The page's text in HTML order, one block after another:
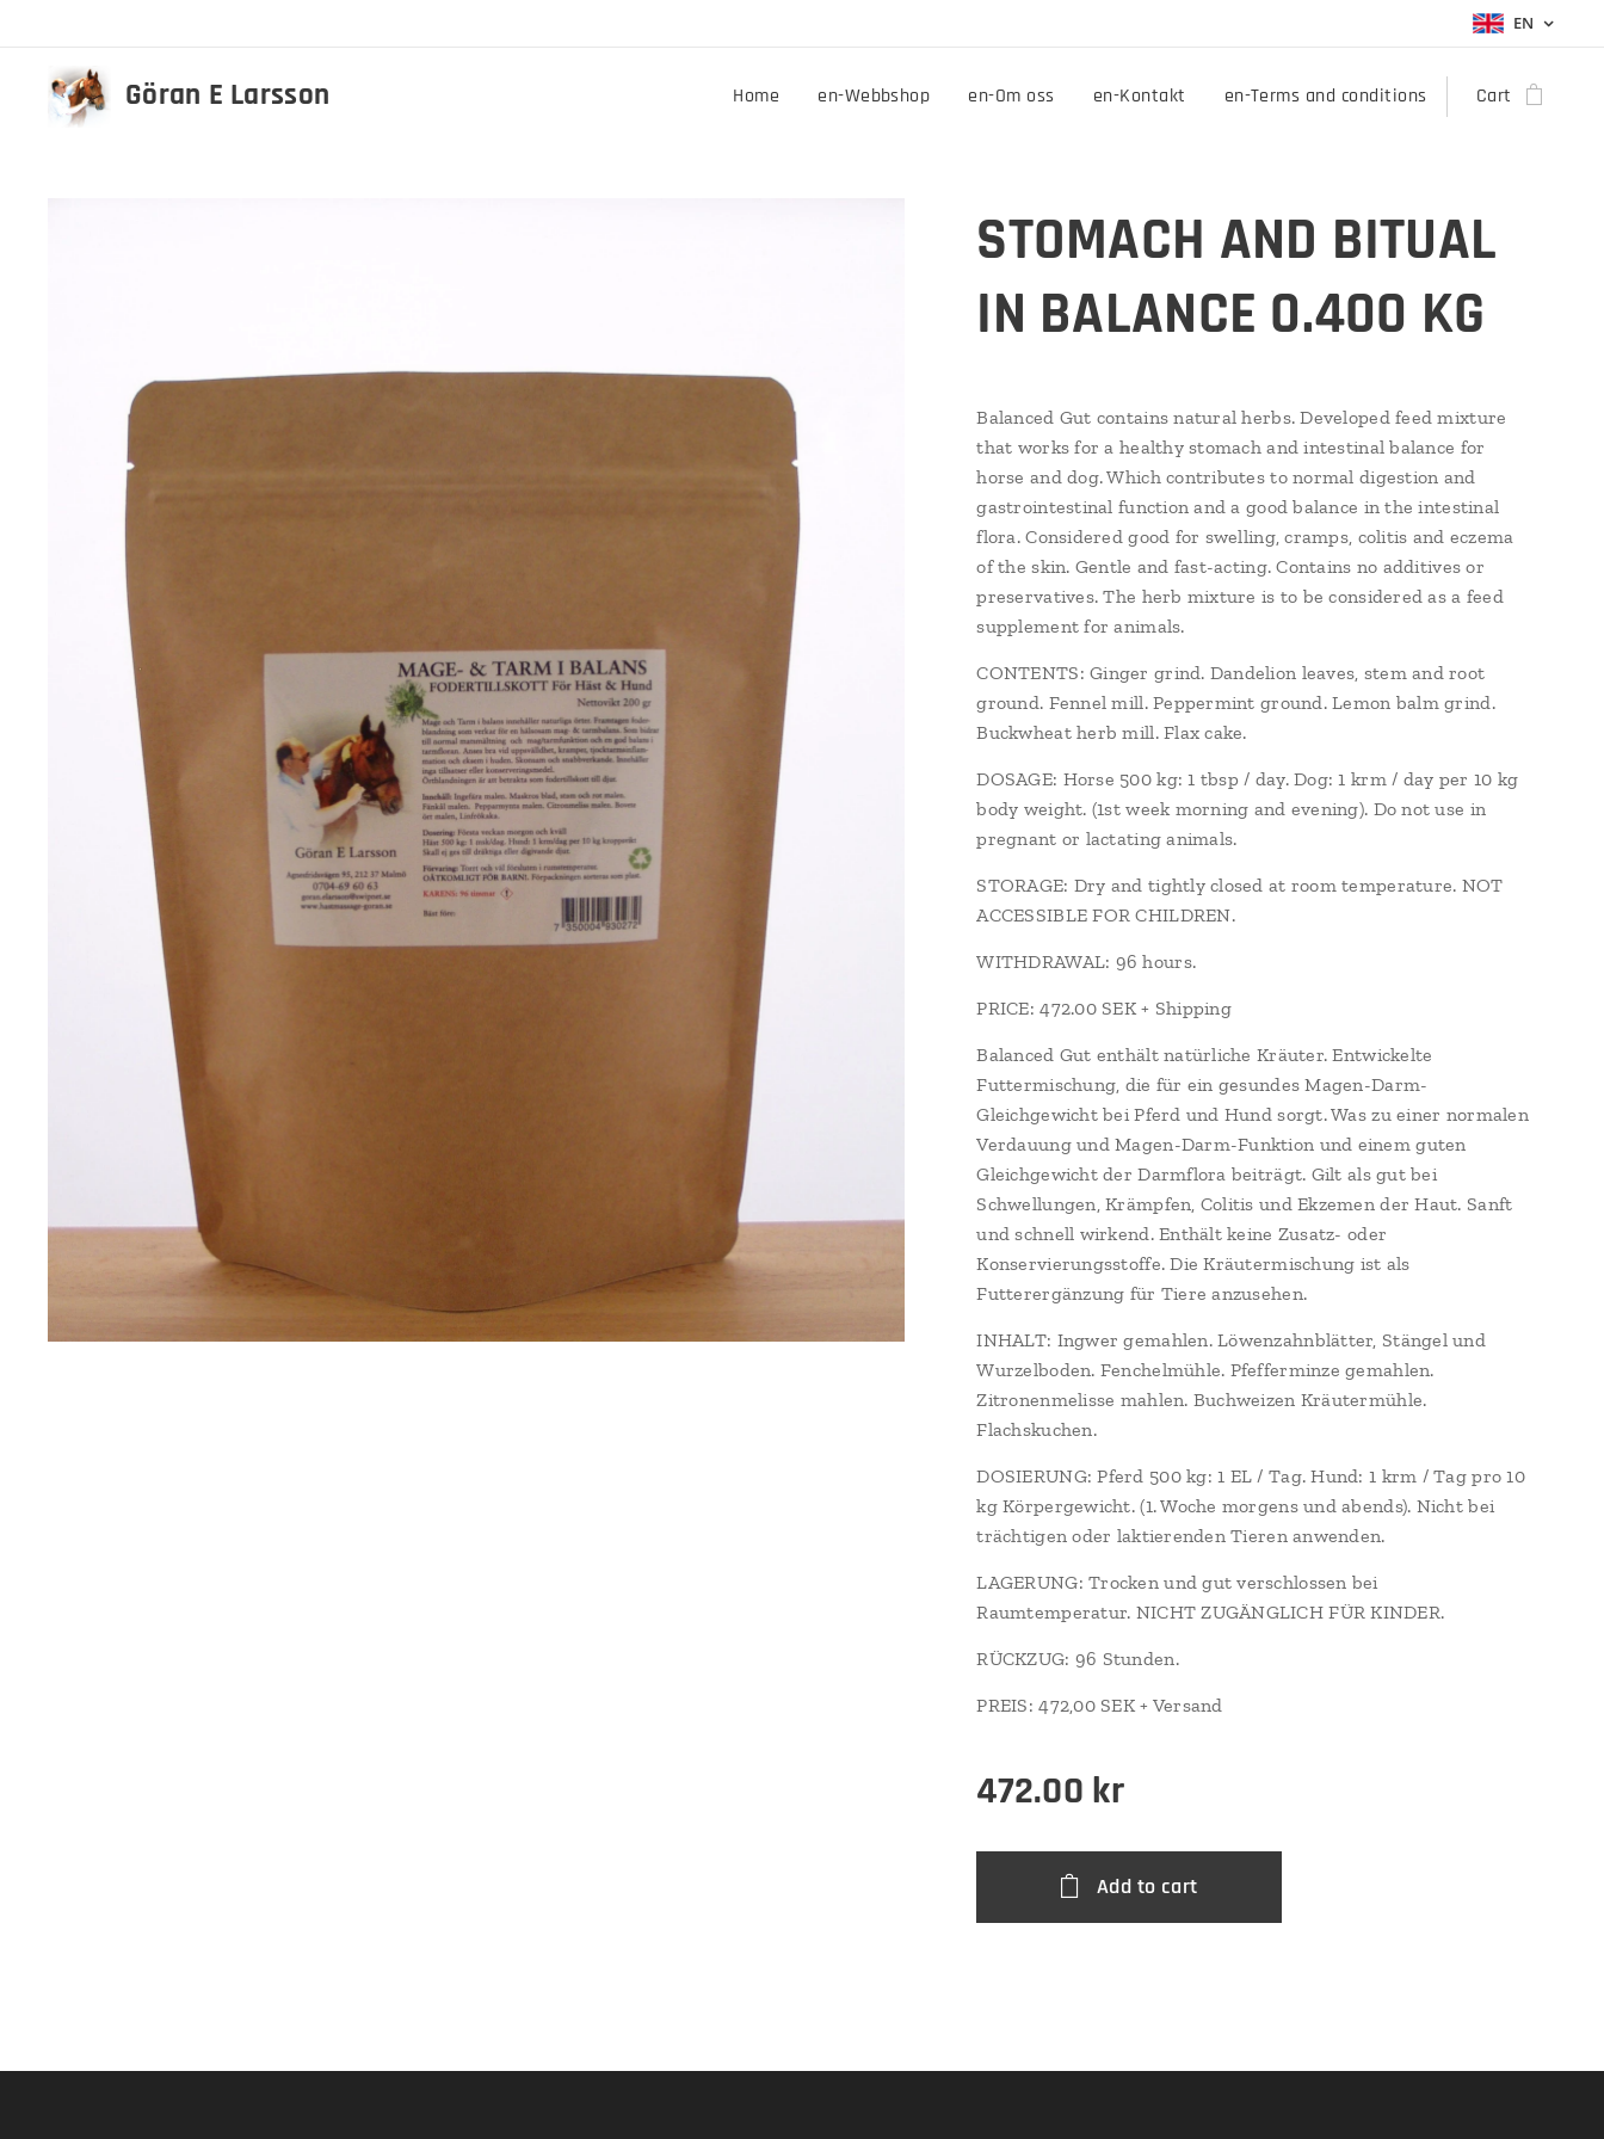
EN
Göran E Larsson Home en-Webbshop en-Om oss en-Kontakt en-Terms and conditions Cart
STOMACH AND BITUAL
IN BALANCE 0.400 KG
Balanced Gut contains natural herbs. Developed feed mixture
that works for a healthy stomach and intestinal balance for
horse and dog. Which contributes to normal digestion and
gastrointestinal function and a good balance in the intestinal
flora. Considered good for swelling, cramps, colitis and eczema
of the skin. Gentle and fast-acting. Contains no additives or
preservatives. The herb mixture is to be considered as a feed
supplement for animals.
CONTENTS: Ginger grind. Dandelion leaves, stem and root
ground. Fennel mill. Peppermint ground. Lemon balm grind.
Buckwheat herb mill. Flax cake.
DOSAGE: Horse 500 kg: 1 tbsp / day. Dog: 1 krm / day per 10 kg
body weight. (1st week morning and evening). Do not use in
pregnant or lactating animals.
STORAGE: Dry and tightly closed at room temperature. NOT
ACCESSIBLE FOR CHILDREN.
WITHDRAWAL: 96 hours.
PRICE: 472.00 SEK + Shipping
Balanced Gut enthält natürliche Kräuter. Entwickelte
Futtermischung, die für ein gesundes Magen-Darm-
Gleichgewicht bei Pferd und Hund sorgt. Was zu einer normalen
Verdauung und Magen-Darm-Funktion und einem guten
Gleichgewicht der Darmflora beiträgt. Gilt als gut bei
Schwellungen, Krämpfen, Colitis und Ekzemen der Haut. Sanft
und schnell wirkend. Enthält keine Zusatz- oder
Konservierungsstoffe. Die Kräutermischung ist als
Futterergänzung für Tiere anzusehen.
INHALT: Ingwer gemahlen. Löwenzahnblätter, Stängel und
Wurzelboden. Fenchelmühle. Pfefferminze gemahlen.
Zitronenmelisse mahlen. Buchweizen Kräutermühle.
Flachskuchen.
DOSIERUNG: Pferd 500 kg: 1 EL / Tag. Hund: 1 krm / Tag pro 10
kg Körpergewicht. (1. Woche morgens und abends). Nicht bei
trächtigen oder laktierenden Tieren anwenden.
LAGERUNG: Trocken und gut verschlossen bei
Raumtemperatur. NICHT ZUGÄNGLICH FÜR KINDER.
RÜCKZUG: 96 Stunden.
PREIS: 472,00 SEK + Versand
472.00 kr
Add to cart